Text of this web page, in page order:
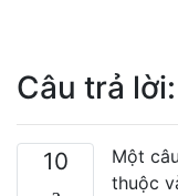
Câu trả lời:
10
Một
thuộc